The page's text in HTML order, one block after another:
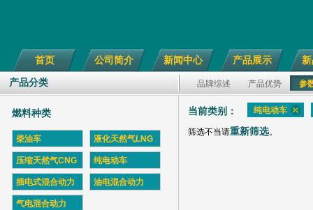
首页 公司简介 新闻中心 产品展示
产品分类 品牌综述 产品优势 参
燃料种类
柴油车 液化天然气LNG
压缩天然气CNG 纯电动车
插电式混合动力 油电混合动力
气电混合动力
当前类别： 纯电动车
筛选不当请重新筛选。